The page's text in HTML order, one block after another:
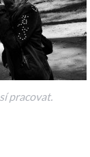
pracovat.